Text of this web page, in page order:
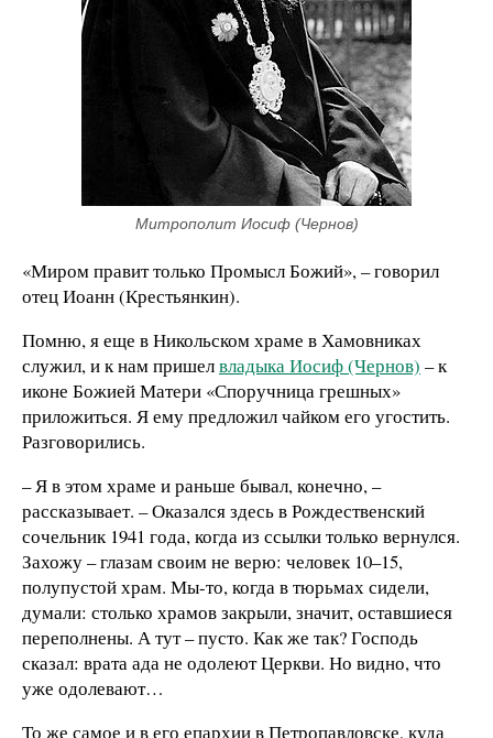
Митрополит Иосиф (Чернов)
«Миром правит только Промысл Божий», – говорил
отец Иоанн (Крестьянкин).
Помню, я еще в Никольском храме в Хамовниках
служил, и к нам пришелвладыка Иосиф (Чернов) – к
иконе Божией Матери «Споручница грешных»
приложиться. Я ему предложил чайком его угостить.
Разговорились.
– Я в этом храме и раньше бывал, конечно, –
рассказывает. – Оказался здесь в Рождественский
сочельник 1941 года, когда из ссылки только вернулся.
Захожу – глазам своим не верю: человек 10–15,
полупустой храм. Мы-то, когда в тюрьмах сидели,
думали: столько храмов закрыли, значит, оставшиеся
переполнены. А тут – пусто. Как же так? Господь
сказал: врата ада не одолеют Церкви. Но видно, что
уже одолевают…
То же самое и в его епархии в Петропавловске, куда